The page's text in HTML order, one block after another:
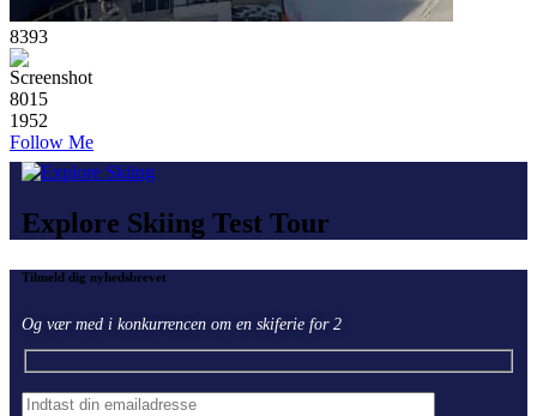
8393
8015
1952
Follow Me
Explore Skiing Test Tour
Tilmeld dig nyhedsbrevet
Og vær med i konkurrencen om en skiferie for 2